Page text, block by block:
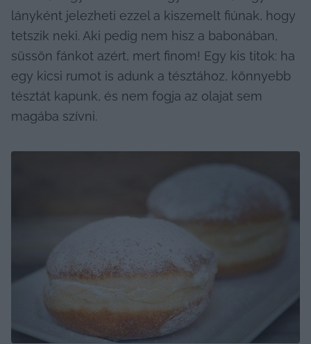
lányként jelezheti ezzel a kiszemelt fiúnak, hogy
tetszik neki. Aki pedig nem hisz a babonában,
süssön fánkot azért, mert finom! Egy kis titok: ha
egy kicsi rumot is adunk a tésztához, könnyebb
tésztát kapunk, és nem fogja az olajat sem
magába szívni.